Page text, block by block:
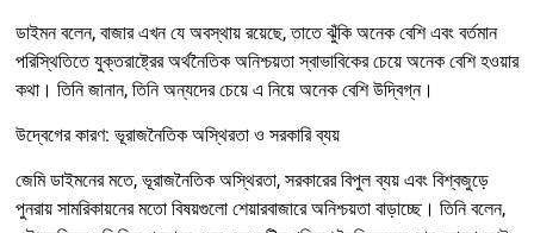
ডাইমন বলেন, বাজার এখন যে অবস্থায় রয়েছে, তাতে ঝুঁকি অনেক বেশি এবং বর্তমান
পরিস্থিতিতে যুক্তরাষ্ট্রের অর্থনৈতিক অনিশ্চয়তা স্বাভাবিকের চেয়ে অনেক বেশি হওয়ার
কথা। তিনি জানান, তিনি অন্যদের চেয়ে এ নিয়ে অনেক বেশি উদ্বিগ্ন।
উদ্বেগের কারণ: ভূরাজনৈতিক অস্থিরতা ও সরকারি ব্যয়
জেমি ডাইমনের মতে, ভূরাজনৈতিক অস্থিরতা, সরকারের বিপুল ব্যয় এবং বিশ্বজুড়ে
পুনরায় সামরিকায়নের মতো বিষয়গুলো শেয়ারবাজারে অনিশ্চয়তা বাড়াচ্ছে। তিনি বলেন,